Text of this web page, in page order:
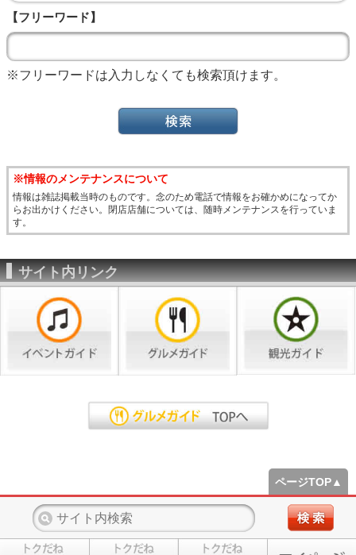
【フリーワード】
※フリーワードは入力しなくても検索頂けます。
※情報のメンテナンスについて
情報は雑誌掲載当時のものです。念のため電話で情報をお確かめになってか
らお出かけください。閉店店舗については、随時メンテナンスを行っていま
す。
サイト内リンク
ページTOP▲